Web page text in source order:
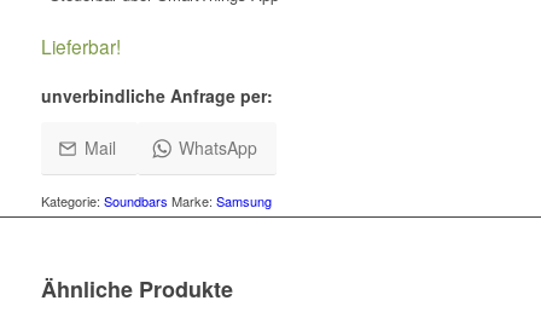
Lieferbar!
unverbindliche Anfrage per:
Mail WhatsApp
Kategorie: Soundbars Marke: Samsung
Ähnliche Produkte